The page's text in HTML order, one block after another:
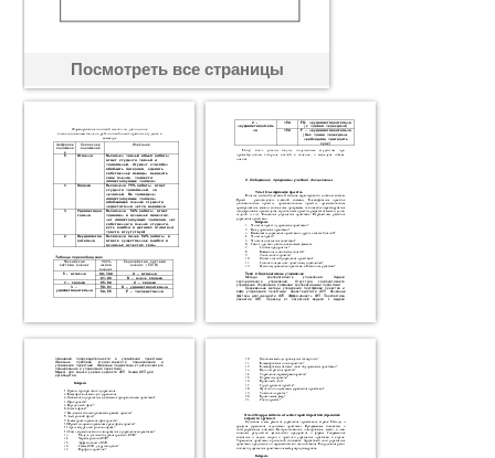
Посмотреть все страницы